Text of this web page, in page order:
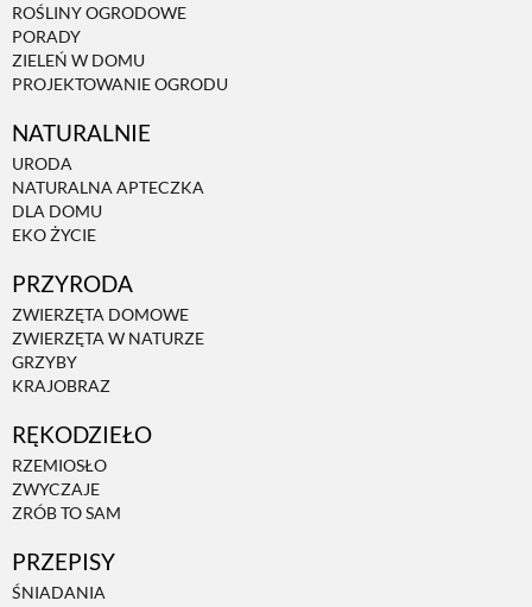
ROŚLINY OGRODOWE
PORADY
ZIELEŃ W DOMU
PROJEKTOWANIE OGRODU
NATURALNIE
URODA
NATURALNA APTECZKA
DLA DOMU
EKO ŻYCIE
PRZYRODA
ZWIERZĘTA DOMOWE
ZWIERZĘTA W NATURZE
GRZYBY
KRAJOBRAZ
RĘKODZIEŁO
RZEMIOSŁO
ZWYCZAJE
ZRÓB TO SAM
PRZEPISY
ŚNIADANIA